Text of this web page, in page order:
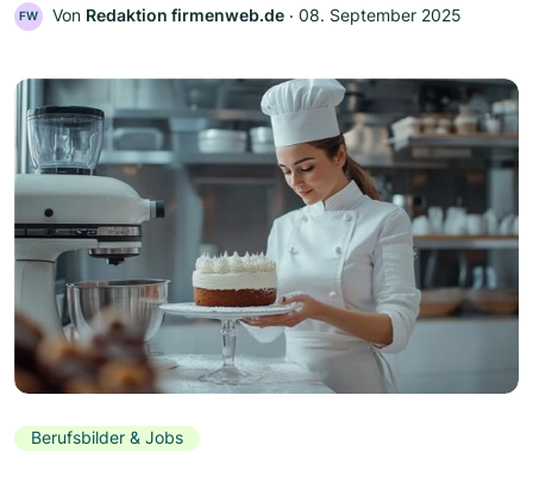
FW Von Redaktion firmenweb.de ‧ 08. September 2025
Berufsbilder & Jobs